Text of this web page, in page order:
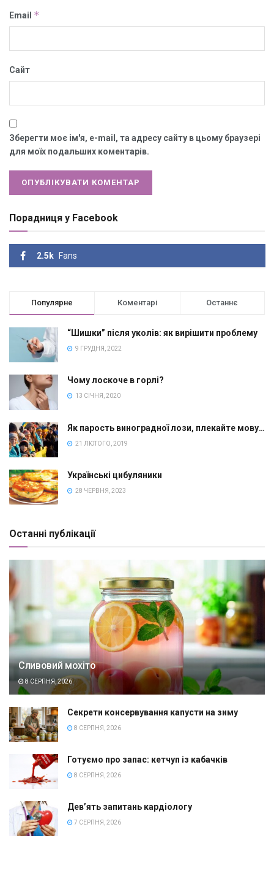
Email *
Сайт
Зберегти моє ім'я, e-mail, та адресу сайту в цьому браузері
для моїх подальших коментарів.
Порадниця у Facebook
2.5k Fans
Популярне Коментарі Останнє
“Шишки” після уколів: як вирішити проблему
9 ГРУДНЯ, 2022
Чому лоскоче в горлі?
13 СІЧНЯ, 2020
Як парость виноградної лози, плекайте мову…
21 ЛЮТОГО, 2019
Українські цибуляники
28 ЧЕРВНЯ, 2023
Останні публікації
Сливовий мохіто
8 СЕРПНЯ, 2026
Секрети консервування капусти на зиму
8 СЕРПНЯ, 2026
Готуємо про запас: кетчуп із кабачків
8 СЕРПНЯ, 2026
Дев’ять запитань кардіологу
7 СЕРПНЯ, 2026